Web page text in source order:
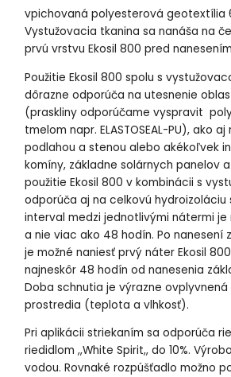
vpichovaná polyesterová geotextília
Vystužovacia tkanina sa nanáša na
prvú vrstvu Ekosil 800 pred
Použitie Ekosil 800 spolu s
dôrazne odporúča na utesnenie
(praskliny odporúčame vyspravit
tmelom napr. ELASTOSEAL-PU), ako
podlahou a stenou alebo akékoľvek
komíny, základne solárnych panelov
použitie Ekosil 800 v kombinácii s
odporúča aj na celkovú hydroizoláciu
interval medzi jednotlivými nátermi je
a nie viac ako 48 hodín. Po nanesení
je možné naniesť prvý náter Ekosil
najneskôr 48 hodín od nanesenia
Doba schnutia je výrazne
prostredia (teplota a vlhkosť).
Pri aplikácii striekaním sa odporúča
riedidlom ,,White Spirit,, do 10%.
vodou. Rovnaké rozpúšťadlo možno